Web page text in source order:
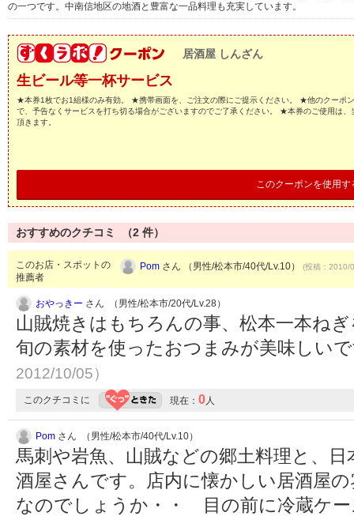
の一つです。中南信地区の地酒と豊富な一品料理も充実しています。
居酒屋 しんざん
生ビール等一杯サービス
★本券1枚でお1組様のみ有効。 ★携帯画面を、ご注文の際にご提示ください。 ★他のクーポ
で、予告なくサービスを打ち切る場合がございますのでご了承ください。 ★本券のご使用は
頂きます。
このクーポンを使用す
おすすめのクチコミ （2 件）
このお店・スポットの
推薦者
Pom さん （男性/松本市/40代/Lv.10） (投稿：2010/
おやっきー さん （男性/松本市/20代/Lv.28）
山賊焼きはもちろんの事、松本一本ね
旬の素材を使ったおつまみが美味しい
2012/10/05）
このクチコミに 現在： 0人
Pom さん （男性/松本市/40代/Lv.10）
馬刺や岩魚、山賊などの郷土料理と、
酒屋さんです。店内に懐かしい居酒屋
なのでしょうか・・ 目の前に冷蔵ケ